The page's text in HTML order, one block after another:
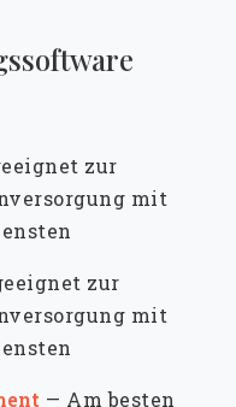
zur
mit
zur
mit
— Am besten